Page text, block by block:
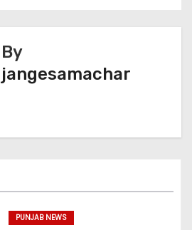
By
jangesamachar
PUNJAB NEWS